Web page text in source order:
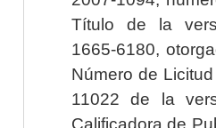
Título de la
1665-6180,
Número de
11022 de la
Calificadora de